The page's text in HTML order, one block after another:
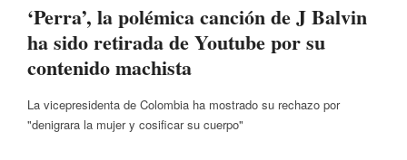
‘Perra’, la polémica canción de J Balvin
ha sido retirada de Youtube por su
contenido machista
La vicepresidenta de Colombia ha mostrado su rechazo por
"denigrara la mujer y cosificar su cuerpo"